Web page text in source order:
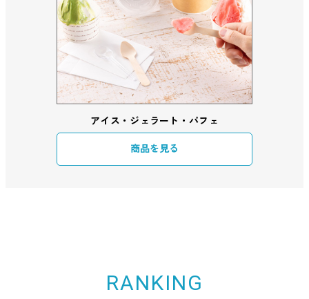
アイス・ジェラート・パフェ
商品を見る
RANKING